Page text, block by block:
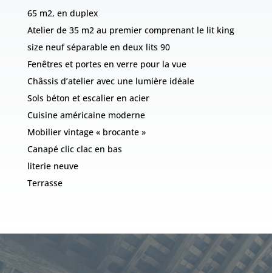
65 m2, en duplex
Atelier de 35 m2 au premier comprenant le lit king
size neuf séparable en deux lits 90
Fenêtres et portes en verre pour la vue
Châssis d’atelier avec une lumière idéale
Sols béton et escalier en acier
Cuisine américaine moderne
Mobilier vintage « brocante »
Canapé clic clac en bas
literie neuve
Terrasse